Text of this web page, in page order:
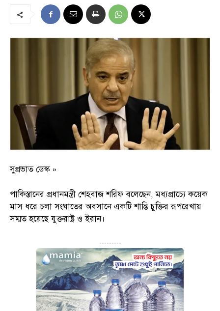
সুপ্রভাত ডেস্ক »
পাকিস্তানের প্রধানমন্ত্রী শেহবাজ শরিফ বলেছেন, মধ্যপ্রাচ্যে কয়েক
মাস ধরে চলা সংঘাতের অবসানে একটি শান্তি চুক্তির রূপরেখায়
সম্মত হয়েছে যুক্তরাষ্ট্র ও ইরান।
---------